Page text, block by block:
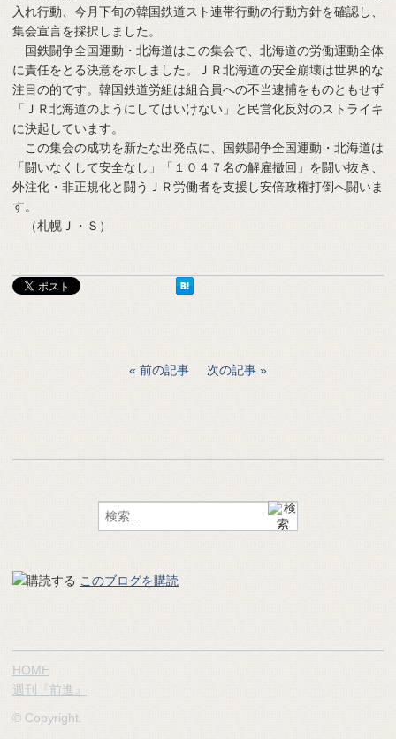
入れ行動、今月下旬の韓国鉄道スト連帯行動の行動方針を確認し、
集会宣言を採択しました。
国鉄闘争全国運動・北海道はこの集会で、北海道の労働運動全体
に責任をとる決意を示しました。ＪＲ北海道の安全崩壊は世界的な
注目の的です。韓国鉄道労組は組合員への不当逮捕をものともせず
「ＪＲ北海道のようにしてはいけない」と民営化反対のストライキ
に決起しています。
この集会の成功を新たな出発点に、国鉄闘争全国運動・北海道は
「闘いなくして安全なし」「１０４７名の解雇撤回」を闘い抜き、
外注化・非正規化と闘うＪＲ労働者を支援し安倍政権打倒へ闘いま
す。
（札幌Ｊ・Ｓ）
前の記事 次の記事
このブログを購読
HOME
週刊『前進』
© Copyright.